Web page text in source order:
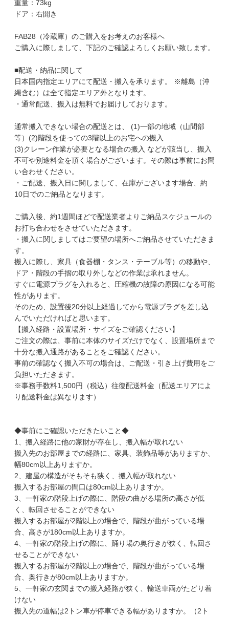
重量：73kg
ドア：右開き
FAB28（冷蔵庫）のご購入をお考えのお客様へ
ご購入に際しまして、下記のご確認よろしくお願い致します。
■配送・納品に関して
日本国内指定エリアにて配送・搬入を承ります。 ※離島（沖
縄含む）は全て指定エリア外となります。
・通常配送、搬入は無料でお届けしております。
通常搬入できない場合の配送とは、 (1)一部の地域（山間部
等）(2)階段を使っての3階以上のお宅への搬入
(3)クレーン作業が必要となる場合の搬入 などが該当し、搬入
不可や別途料金を頂く場合がございます。その際は事前にお問
い合わせください。
・ご配送、搬入日に関しまして、在庫がございます場合、約
10日でのご納品となります。
ご購入後、約1週間ほどで配送業者よりご納品スケジュールの
お打ち合わせをさせていただきます。
・搬入に関しましてはご要望の場所へご納品させていただきま
す。
搬入に際し、家具（食器棚・タンス・テーブル等）の移動や、
ドア・階段の手摺の取り外しなどの作業は承れません。
すぐに電源プラグを入れると、圧縮機の故障の原因になる可能
性があります。
そのため、設置後20分以上経過してから電源プラグを差し込
んでいただければと思います。
【搬入経路・設置場所・サイズをご確認ください】
ご注文の際は、事前に本体のサイズだけでなく、設置場所まで
十分な搬入通路があることをご確認ください。
事前の確認なく搬入不可の場合は、ご配送・引き上げ費用をご
負担いただきます。
※事務手数料1,500円（税込）往復配送料金（配送エリアによ
り配送料金は異なります）
◆事前にご確認いただきたいこと◆
1、搬入経路に他の家財が存在し、搬入幅が取れない
搬入先のお部屋までの経路に、家具、装飾品等がありますか、
幅80cm以上ありますか。
2、建屋の構造がそもそも狭く、搬入幅が取れない
搬入するお部屋の間口は80cm以上ありますか。
3、一軒家の階段上げの際に、階段の曲がる場所の高さが低
く、転回させることができない
搬入するお部屋が2階以上の場合で、階段が曲がっている場
合、高さが180cm以上ありますか。
4、一軒家の階段上げの際に、踊り場の奥行きが狭く、転回さ
せることができない
搬入するお部屋が2階以上の場合で、階段が曲がっている場
合、奥行きが80cm以上ありますか。
5、一軒家の玄関までの搬入経路が狭く、輸送車両がたどり着
けない
搬入先の道幅は2トン車が停車できる幅がありますか。（2ト